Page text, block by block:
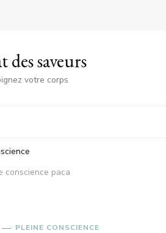
des saveurs
votre corps
conscience paca
PLEINE CONSCIENCE